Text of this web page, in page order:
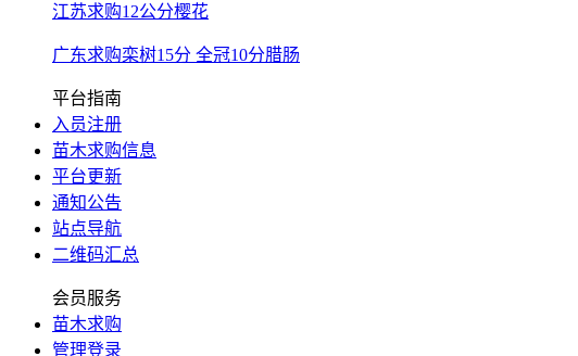
江苏求购12公分樱花
广东求购栾树15分 全冠10分腊肠
平台指南
入员注册
苗木求购信息
平台更新
通知公告
站点导航
二维码汇总
会员服务
苗木求购
管理登录